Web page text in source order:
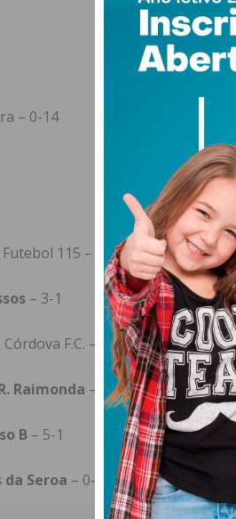
– 0-14
Futebol 115 – 3-0
– 3-1
F.C. – 2-2
Raimonda – 1-2
B – 5-1
da Seroa – 0-1